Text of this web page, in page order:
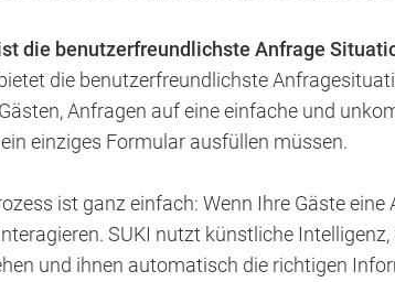
die benutzerfreundlichste Anfrage
die benutzerfreundlichste
Anfragen auf eine einfache und
einziges Formular ausfüllen müssen.
ist ganz einfach: Wenn Ihre Gäste
SUKI nutzt künstliche
und ihnen automatisch die richtigen